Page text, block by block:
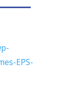
EPS-